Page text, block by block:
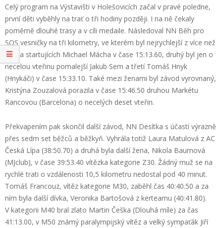
Celý program na Výstavišti v Holešovicích začal v pravé poledne,
první děti vyběhly na trať o tři hodiny později. I na ně čekaly
poměrně dlouhé trasy a v cíli medaile. Následoval NN Běh pro
SOS vesničky na tři kilometry, ve kterém byl nejrychlejší z více než
tři sta startujících Michael Mácha v čase 15:13.60, druhý byl jen o
necelou vteřinu pomalejší Jakub Sem a třetí Tomáš Hnyk
(Hnykáči) v čase 15:33.10. Také mezi ženami byl závod vyrovnaný,
Kristýna Zouzalová porazila v čase 15:46.50 druhou Markétu
Rancovou (Barcelona) o necelých deset vteřin.
Překvapením pak skončil další závod, NN Desítka s účastí výrazně
přes sedm set běžců a běžkyň. Vyhrála totiž Laura Matulová z AC
Česká Lípa (38:50.70) a druhá byla další žena, Nikola Baumová
(MJclub), v čase 39:53.40 vítězka kategorie Z30. Žádný muž se na
rychlé trati o vzdálenosti 10,5 kilometru nedostal pod 40 minut.
Tomáš Francouz, vítěz kategorie M30, zaběhl čas 40:40.50 a za
ním byla další dívka, Veronika Bartošová z kerteamu (40:41.80).
V kategorii M40 bral zlato Martin Češka (Dlouhá míle) za čas
41:13.00, v M50 známý paralympijský vítěz a velký sympaťák Jiří